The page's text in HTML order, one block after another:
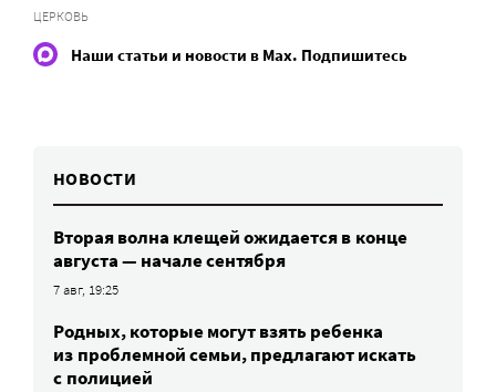
ЦЕРКОВЬ
Наши статьи и новости в Max. Подпишитесь
НОВОСТИ
Вторая волна клещей ожидается в конце
августа — начале сентября
7 авг, 19:25
Родных, которые могут взять ребенка
из проблемной семьи, предлагают искать
с полицией